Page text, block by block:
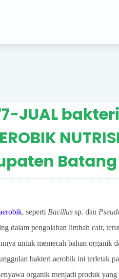
JUAL
Batang
, seperti Bacillus sp. dan
dalam pengolahan limbah cair,
untuk memecah bahan organik
bakteri aerobik ini terletak
organik menjadi produk yang